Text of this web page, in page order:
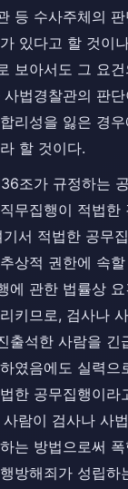
등 수사주체의
있다고 할 것이
보아서도 그 요
법경찰관의 판
리성을 잃은 경
할 것이다.
조가 규정하는
무집행이 적법한
서 적법한 공무
상적 권한에 속
에 관한 법률상
키므로, 검사나
출석한 사람을 긴
였음에도 실력으
한 공무집행이라
람이 검사나 사
는 방법으로써
방해죄가 성립하